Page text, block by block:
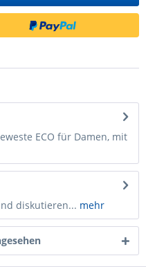
ECO für Damen, mit
diskutieren... mehr